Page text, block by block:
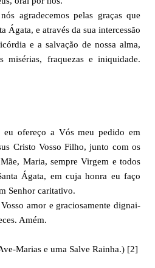
agradecemos pelas graças que
Ágata, e através da sua intercessão
e a salvação de nossa alma,
misérias, fraquezas e iniquidade.
eu ofereço a Vós meu pedido em
Cristo Vosso Filho, junto com os
Maria, sempre Virgem e todos
Ágata, em cuja honra eu faço
Senhor caritativo.
amor e graciosamente dignai-
Amém.
Marias e uma Salve Rainha.) [2]